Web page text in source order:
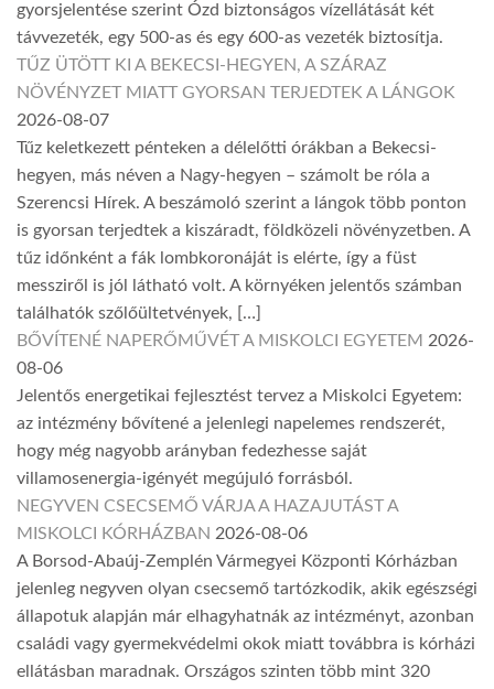
gyorsjelentése szerint Ózd biztonságos vízellátását két
távvezeték, egy 500-as és egy 600-as vezeték biztosítja.
TŰZ ÜTÖTT KI A BEKECSI-HEGYEN, A SZÁRAZ
NÖVÉNYZET MIATT GYORSAN TERJEDTEK A LÁNGOK
2026-08-07
Tűz keletkezett pénteken a délelőtti órákban a Bekecsi-
hegyen, más néven a Nagy-hegyen – számolt be róla a
Szerencsi Hírek. A beszámoló szerint a lángok több ponton
is gyorsan terjedtek a kiszáradt, földközeli növényzetben. A
tűz időnként a fák lombkoronáját is elérte, így a füst
messziről is jól látható volt. A környéken jelentős számban
találhatók szőlőültetvények, […]
BŐVÍTENÉ NAPERŐMŰVÉT A MISKOLCI EGYETEM 2026-
08-06
Jelentős energetikai fejlesztést tervez a Miskolci Egyetem:
az intézmény bővítené a jelenlegi napelemes rendszerét,
hogy még nagyobb arányban fedezhesse saját
villamosenergia-igényét megújuló forrásból.
NEGYVEN CSECSEMŐ VÁRJA A HAZAJUTÁST A
MISKOLCI KÓRHÁZBAN 2026-08-06
A Borsod-Abaúj-Zemplén Vármegyei Központi Kórházban
jelenleg negyven olyan csecsemő tartózkodik, akik egészségi
állapotuk alapján már elhagyhatnák az intézményt, azonban
családi vagy gyermekvédelmi okok miatt továbbra is kórházi
ellátásban maradnak. Országos szinten több mint 320